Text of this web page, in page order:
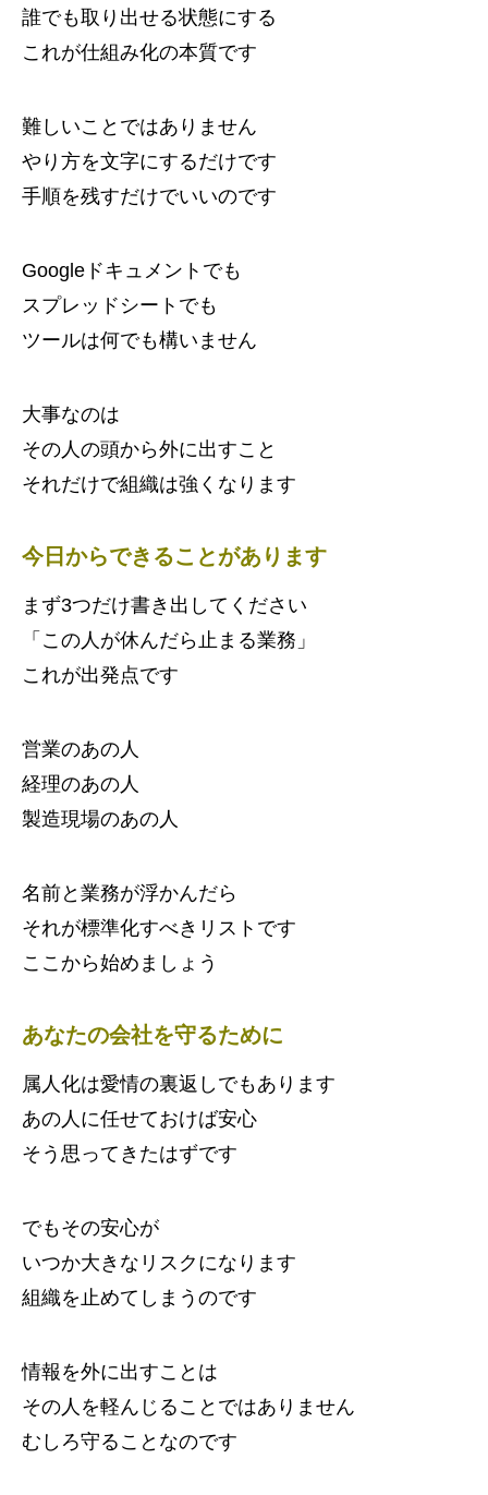
誰でも取り出せる状態にする
これが仕組み化の本質です
難しいことではありません
やり方を文字にするだけです
手順を残すだけでいいのです
Googleドキュメントでも
スプレッドシートでも
ツールは何でも構いません
大事なのは
その人の頭から外に出すこと
それだけで組織は強くなります
今日からできることがあります
まず3つだけ書き出してください
「この人が休んだら止まる業務」
これが出発点です
営業のあの人
経理のあの人
製造現場のあの人
名前と業務が浮かんだら
それが標準化すべきリストです
ここから始めましょう
あなたの会社を守るために
属人化は愛情の裏返しでもあります
あの人に任せておけば安心
そう思ってきたはずです
でもその安心が
いつか大きなリスクになります
組織を止めてしまうのです
情報を外に出すことは
その人を軽んじることではありません
むしろ守ることなのです